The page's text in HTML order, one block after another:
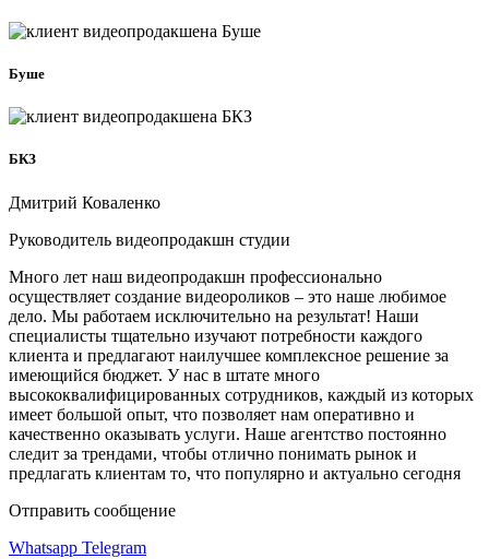
Буше
БКЗ
Дмитрий Коваленко
Руководитель видеопродакшн студии
Много лет наш видеопродакшн профессионально
осуществляет создание видеороликов – это наше любимое
дело. Мы работаем исключительно на результат! Наши
специалисты тщательно изучают потребности каждого
клиента и предлагают наилучшее комплексное решение за
имеющийся бюджет. У нас в штате много
высококвалифицированных сотрудников, каждый из которых
имеет большой опыт, что позволяет нам оперативно и
качественно оказывать услуги. Наше агентство постоянно
следит за трендами, чтобы отлично понимать рынок и
предлагать клиентам то, что популярно и актуально сегодня
Отправить сообщение
Whatsapp Telegram